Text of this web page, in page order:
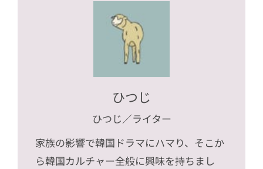
ひつじ
ひつじ／ライター
家族の影響で韓国ドラマにハマり、そこか
ら韓国カルチャー全般に興味を持ちまし